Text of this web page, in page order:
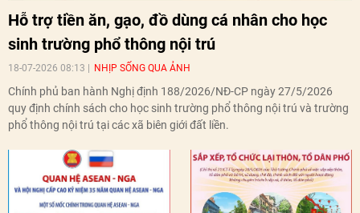
Hỗ trợ tiền ăn, gạo, đồ dùng cá nhân cho học
sinh trường phổ thông nội trú
18-07-2026 08:13 NHỊP SỐNG QUA ẢNH
Chính phủ ban hành Nghị định 188/2026/NĐ-CP ngày 27/5/2026
quy định chính sách cho học sinh trường phổ thông nội trú và trường
phổ thông nội trú tại các xã biên giới đất liền.